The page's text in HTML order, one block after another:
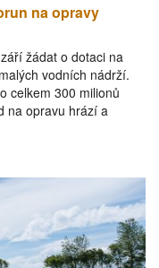
na opravy
žádat o dotaci na
vodních nádrží.
celkem 300 milionů
na opravu hrází a